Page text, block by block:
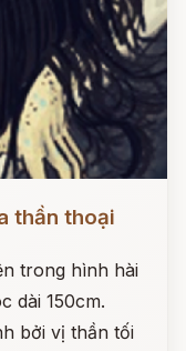
thần thoại
trong hình hài
dài 150cm.
bởi vị thần tối